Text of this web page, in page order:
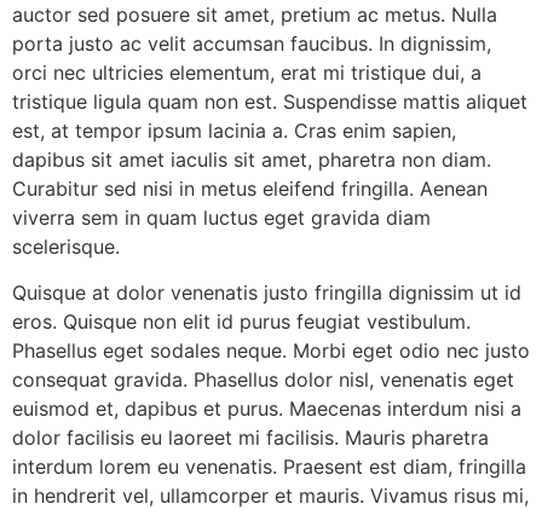
auctor sed posuere sit amet, pretium ac metus. Nulla
porta justo ac velit accumsan faucibus. In dignissim,
orci nec ultricies elementum, erat mi tristique dui, a
tristique ligula quam non est. Suspendisse mattis aliquet
est, at tempor ipsum lacinia a. Cras enim sapien,
dapibus sit amet iaculis sit amet, pharetra non diam.
Curabitur sed nisi in metus eleifend fringilla. Aenean
viverra sem in quam luctus eget gravida diam
scelerisque.
Quisque at dolor venenatis justo fringilla dignissim ut id
eros. Quisque non elit id purus feugiat vestibulum.
Phasellus eget sodales neque. Morbi eget odio nec justo
consequat gravida. Phasellus dolor nisl, venenatis eget
euismod et, dapibus et purus. Maecenas interdum nisi a
dolor facilisis eu laoreet mi facilisis. Mauris pharetra
interdum lorem eu venenatis. Praesent est diam, fringilla
in hendrerit vel, ullamcorper et mauris. Vivamus risus mi,